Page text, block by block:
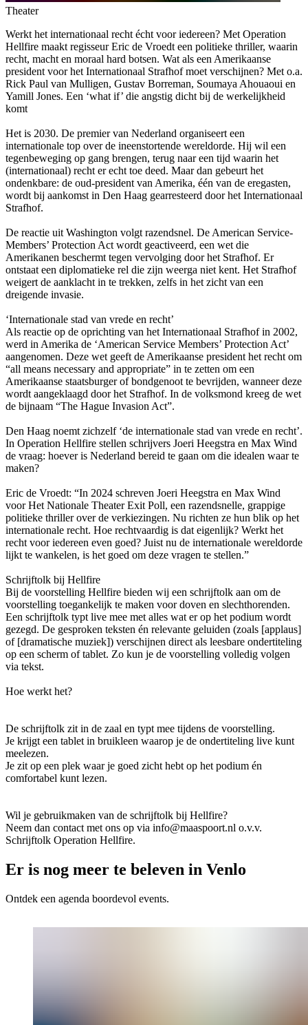
Theater
Werkt het internationaal recht écht voor iedereen? Met Operation
Hellfire maakt regisseur Eric de Vroedt een politieke thriller, waarin
recht, macht en moraal hard botsen. Wat als een Amerikaanse
president voor het Internationaal Strafhof moet verschijnen? Met o.a.
Rick Paul van Mulligen, Gustav Borreman, Soumaya Ahouaoui en
Yamill Jones. Een ‘what if’ die angstig dicht bij de werkelijkheid
komt
Het is 2030. De premier van Nederland organiseert een
internationale top over de ineenstortende wereldorde. Hij wil een
tegenbeweging op gang brengen, terug naar een tijd waarin het
(internationaal) recht er echt toe deed. Maar dan gebeurt het
ondenkbare: de oud-president van Amerika, één van de eregasten,
wordt bij aankomst in Den Haag gearresteerd door het Internationaal
Strafhof.
De reactie uit Washington volgt razendsnel. De American Service-
Members’ Protection Act wordt geactiveerd, een wet die
Amerikanen beschermt tegen vervolging door het Strafhof. Er
ontstaat een diplomatieke rel die zijn weerga niet kent. Het Strafhof
weigert de aanklacht in te trekken, zelfs in het zicht van een
dreigende invasie.
‘Internationale stad van vrede en recht’
Als reactie op de oprichting van het Internationaal Strafhof in 2002,
werd in Amerika de ‘American Service Members’ Protection Act’
aangenomen. Deze wet geeft de Amerikaanse president het recht om
“all means necessary and appropriate” in te zetten om een
Amerikaanse staatsburger of bondgenoot te bevrijden, wanneer deze
wordt aangeklaagd door het Strafhof. In de volksmond kreeg de wet
de bijnaam “The Hague Invasion Act”.
Den Haag noemt zichzelf ‘de internationale stad van vrede en recht’.
In Operation Hellfire stellen schrijvers Joeri Heegstra en Max Wind
de vraag: hoever is Nederland bereid te gaan om die idealen waar te
maken?
Eric de Vroedt: “In 2024 schreven Joeri Heegstra en Max Wind
voor Het Nationale Theater Exit Poll, een razendsnelle, grappige
politieke thriller over de verkiezingen. Nu richten ze hun blik op het
internationale recht. Hoe rechtvaardig is dat eigenlijk? Werkt het
recht voor iedereen even goed? Juist nu de internationale wereldorde
lijkt te wankelen, is het goed om deze vragen te stellen.”
Schrijftolk bij Hellfire
Bij de voorstelling Hellfire bieden wij een schrijftolk aan om de
voorstelling toegankelijk te maken voor doven en slechthorenden.
Een schrijftolk typt live mee met alles wat er op het podium wordt
gezegd. De gesproken teksten én relevante geluiden (zoals [applaus]
of [dramatische muziek]) verschijnen direct als leesbare ondertiteling
op een scherm of tablet. Zo kun je de voorstelling volledig volgen
via tekst.
Hoe werkt het?
De schrijftolk zit in de zaal en typt mee tijdens de voorstelling.
Je krijgt een tablet in bruikleen waarop je de ondertiteling live kunt
meelezen.
Je zit op een plek waar je goed zicht hebt op het podium én
comfortabel kunt lezen.
Wil je gebruikmaken van de schrijftolk bij Hellfire?
Neem dan contact met ons op via info@maaspoort.nl o.v.v.
Schrijftolk Operation Hellfire.
Er is nog meer te beleven in Venlo
Ontdek een agenda boordevol events.